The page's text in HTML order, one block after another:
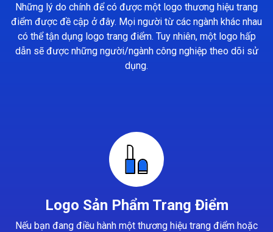
Những lý do chính để có được một logo thương hiệu trang
điểm được đề cập ở đây. Mọi người từ các ngành khác nhau
có thể tận dụng logo trang điểm. Tuy nhiên, một logo hấp
dẫn sẽ được những người/ngành công nghiệp theo dõi sử
dụng.
Logo Sản Phẩm Trang Điểm
Nếu bạn đang điều hành một thương hiệu trang điểm hoặc